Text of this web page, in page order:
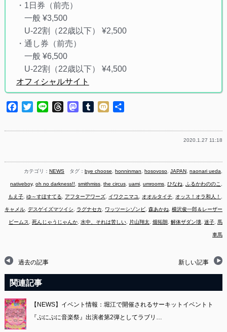
・1日券（前売）
一般 ¥3,500
U-22割（22歳以下） ¥2,500
・通し券（前売）
一般 ¥6,500
U-22割（22歳以下） ¥4,500
オフィシャルサイト
Facebook
TwitterLine ThreadsMastodon
Tumblr
Mixi
2020.1.27 11:18
カテゴリ： NEWS タグ： bye choose, honninman, hosovoso,JAPAN,naonari ueda,
nativeboy,oh no darkness!!,smithmiss,the circus,uami,umrooms,ひなね,ふるかわののこ ,
もえ子,ゆ～すほすてる, アフターアワーズ, イワクニマユ,オオルタイチ,オッス！オラ和人！ ,
キャメル,デスゲイズマツイシ, ラグナセカ, ワッツーシゾンビ,森あかね,横沢俊一郎＆レーザー
ビームス,死んじゃうじゃんか,水中、それは苦しい, 片山翔太,畑拓朗,解体ザダン壊,迷子,馬
車馬
過去の記事 新しい記事
関連記事
【NEWS】イベント情報：堀江で開催されるサーキットイベントト
『ぷにぷに音楽祭』出演者第2弾としてラブリ…